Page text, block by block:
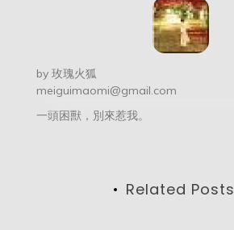
by 玫瑰火狐
meiguimaomi@gmail.com
一頭困獸，別來惹我。
Related Posts